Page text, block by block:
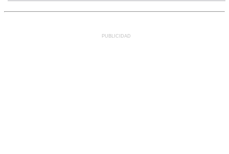
PUBLICIDAD